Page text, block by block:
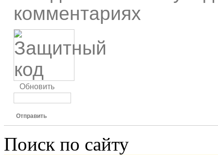
комментариях
Обновить
Отправить
Поиск по сайту